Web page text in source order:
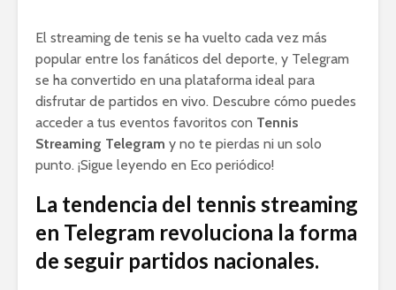
El streaming de tenis se ha vuelto cada vez más
popular entre los fanáticos del deporte, y Telegram
se ha convertido en una plataforma ideal para
disfrutar de partidos en vivo. Descubre cómo puedes
acceder a tus eventos favoritos con Tennis
Streaming Telegram y no te pierdas ni un solo
punto. ¡Sigue leyendo en Eco periódico!
La tendencia del tennis streaming
en Telegram revoluciona la forma
de seguir partidos nacionales.